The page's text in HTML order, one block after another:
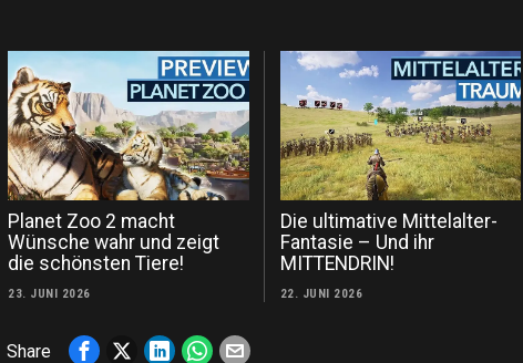
Planet Zoo 2 macht
Wünsche wahr und zeigt
die schönsten Tiere!
23. JUNI 2026
Die ultimative Mittelalter-
Fantasie – Und ihr
MITTENDRIN!
22. JUNI 2026
Share